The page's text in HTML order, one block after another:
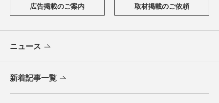
広告掲載のご案内 取材掲載のご依頼
ニュース
新着記事一覧